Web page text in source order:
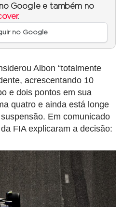
Google e também no
.
no Google
Albon “totalmente
acrescentando 10
e dois pontos em sua
quatro e ainda está longe
Em comunicado
FIA explicaram a decisão: